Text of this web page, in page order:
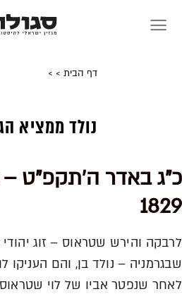
דף הבית >
>
נולד ממציא
1829
לרבקה והירש שטראוס – זוג יהודי
לאחר שנפטר אביו של לוי